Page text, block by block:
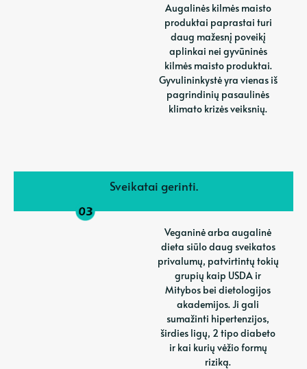
Augalinės kilmės maisto
produktai paprastai turi
daug mažesnį poveikį
aplinkai nei gyvūninės
kilmės maisto produktai.
Gyvulininkystė yra vienas iš
pagrindinių pasaulinės
klimato krizės veiksnių.
Sveikatai gerinti.
Veganinė arba augalinė
dieta siūlo daug sveikatos
privalumų, patvirtintų tokių
grupių kaip USDA ir
Mitybos bei dietologijos
akademijos. Ji gali
sumažinti hipertenzijos,
širdies ligų, 2 tipo diabeto
ir kai kurių vėžio formų
riziką.